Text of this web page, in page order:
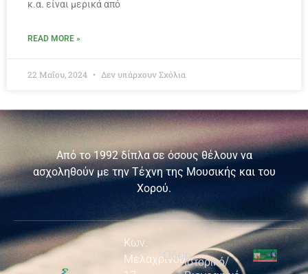
κ.α. είναι μερικά από
READ MORE »
22 Μαΐου, 2024 Δεν υπάρχουν Σχόλια
Από το 1992 δίπλα σε όσους θέλουν να
ασχοληθούν με την Τέχνη της Μουσικής και του
Χορού.
Κων.
Μελαχρινού
Ωδείο
Ιστορικό/